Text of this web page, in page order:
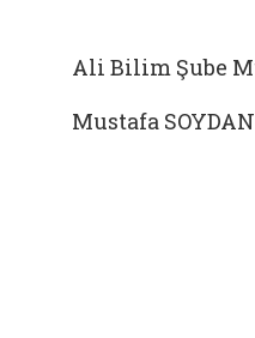
Ali Bilim Şube
Mustafa